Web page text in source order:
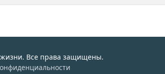
Все права защищены.